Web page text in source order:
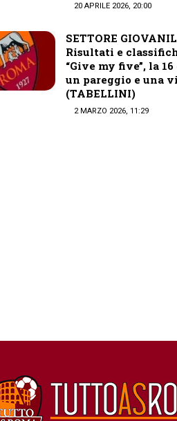
20 APRILE 2026, 20:00
SETTORE
Risultati e
“Give my five”, la 16
un pareggio e una
(TABELLINI)
2 MARZO 2026, 11:29